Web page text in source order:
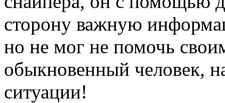
сторону важную
но не мог не помочь
обыкновенный человек,
ситуации!